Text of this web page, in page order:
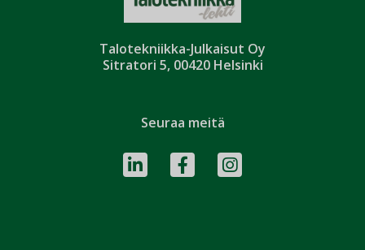
Talotekniikka-Julkaisut Oy
Sitratori 5, 00420 Helsinki
Seuraa meitä